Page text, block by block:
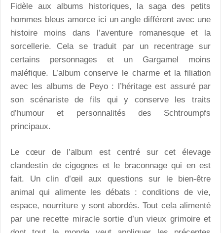
Fidèle aux albums historiques, la saga des petits
hommes bleus amorce ici un angle différent avec une
histoire moins dans l’aventure romanesque et la
sorcellerie. Cela se traduit par un recentrage sur
certains personnages et un Gargamel moins
maléfique. L’album conserve le charme et la filiation
avec les albums de Peyo : l’héritage est assuré par
son scénariste de fils qui y conserve les traits
d’humour et personnalités des Schtroumpfs
principaux.
Le cœur de l’album est centré sur cet élevage
clandestin de cigognes et le braconnage qui en est
fait. Un clin d’œil aux questions sur le bien-être
animal qui alimente les débats : conditions de vie,
espace, nourriture y sont abordés. Tout cela alimenté
par une recette miracle sortie d’un vieux grimoire et